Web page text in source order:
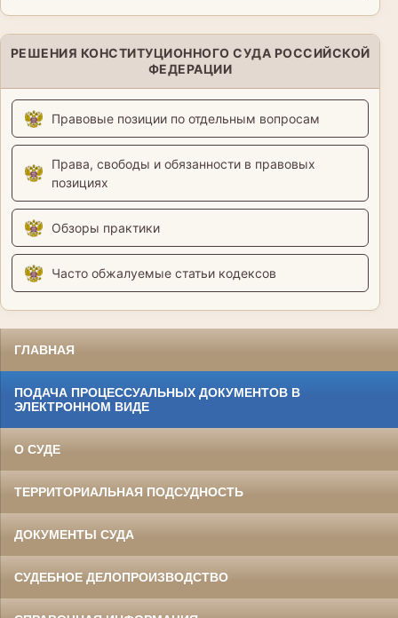
РЕШЕНИЯ КОНСТИТУЦИОННОГО СУДА РОССИЙСКОЙ
ФЕДЕРАЦИИ
Правовые позиции по отдельным вопросам
Права, свободы и обязанности в правовых
позициях
Обзоры практики
Часто обжалуемые статьи кодексов
ГЛАВНАЯ
ПОДАЧА ПРОЦЕССУАЛЬНЫХ ДОКУМЕНТОВ В
ЭЛЕКТРОННОМ ВИДЕ
О СУДЕ
ТЕРРИТОРИАЛЬНАЯ ПОДСУДНОСТЬ
ДОКУМЕНТЫ СУДА
СУДЕБНОЕ ДЕЛОПРОИЗВОДСТВО